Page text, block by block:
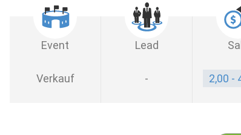
Event Lead
Verkauf - 2,00 -